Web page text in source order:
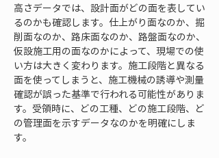
高さデータでは、設計面がどの面を表してい
るのかも確認します。仕上がり面なのか、掘
削面なのか、路床面なのか、路盤面なのか、
仮設施工用の面なのかによって、現場での使
い方は大きく変わります。施工段階と異なる
面を使ってしまうと、施工機械の誘導や測量
確認が誤った基準で行われる可能性がありま
す。受領時に、どの工種、どの施工段階、ど
の管理面を示すデータなのかを明確にしま
す。